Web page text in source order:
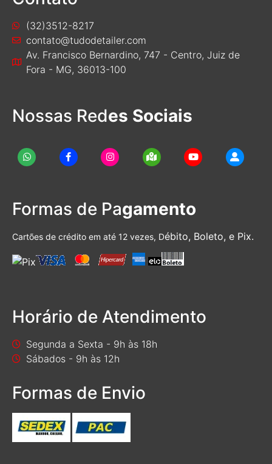
(32)3512-8217
contato@tudodetailer.com
Av. Francisco Bernardino, 747 - Centro, Juiz de
Fora - MG, 36013-100
Nossas Redes Sociais
Formas de Pagamento
Cartões de crédito em até 12 vezes, Débito, Boleto, e Pix.
Horário de Atendimento
Segunda a Sexta - 9h às 18h
Sábados - 9h às 12h
Formas de Envio